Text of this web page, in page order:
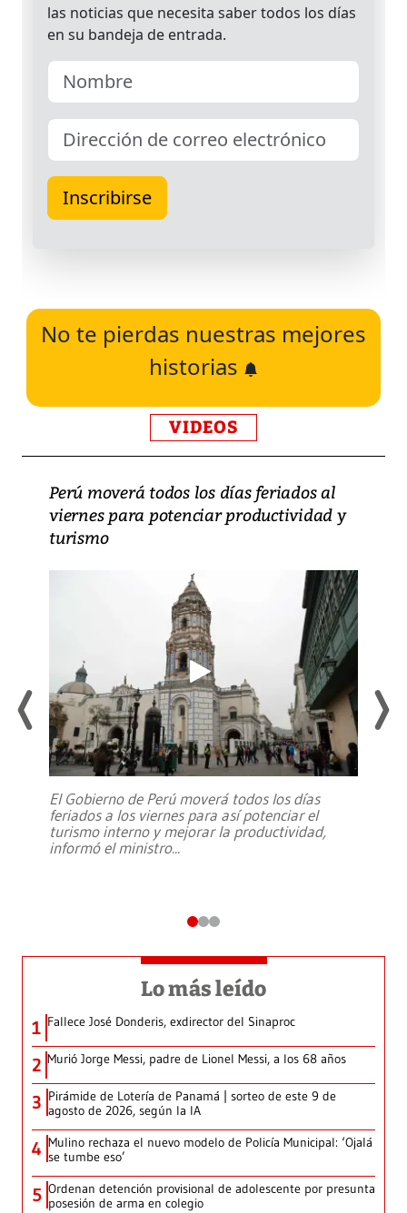
No te pierdas nuestras mejores
historias
VIDEOS
Perú moverá todos los días feriados al
viernes para potenciar productividad y
turismo
El Gobierno de Perú moverá todos los días
feriados a los viernes para así potenciar el
turismo interno y mejorar la productividad,
informó el ministro...
Lo más leído
1 Fallece José Donderis, exdirector del Sinaproc
2 Murió Jorge Messi, padre de Lionel Messi, a los 68 años
3 Pirámide de Lotería de Panamá | sorteo de este 9 de
agosto de 2026, según la IA
4 Mulino rechaza el nuevo modelo de Policía Municipal: ‘Ojalá
se tumbe eso’
5 Ordenan detención provisional de adolescente por presunta
posesión de arma en colegio